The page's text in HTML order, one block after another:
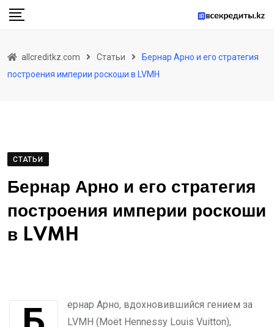
Skip
allcreditkz.com Статьи
Бернар Арно и его стратегия
построения империи роскоши в LVMH
СТАТЬИ
Бернар Арно и его стратегия
построения империи роскоши
в LVMH
LVMH (Moët Hennessy Louis Vuitton),